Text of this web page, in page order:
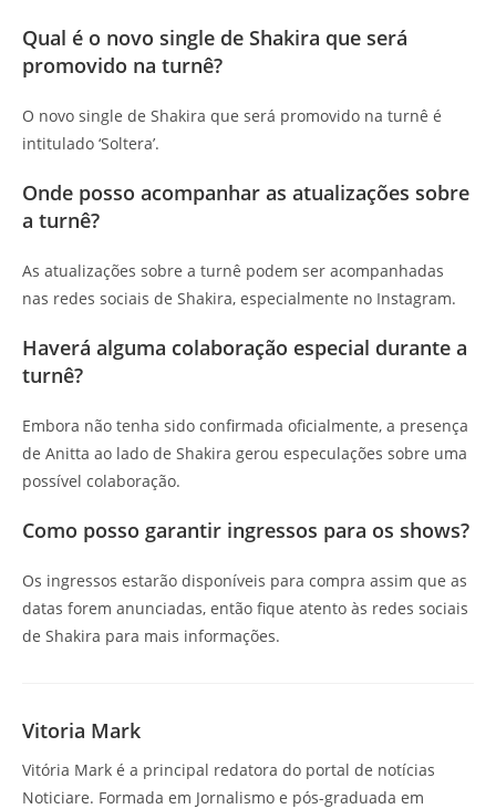
Qual é o novo single de Shakira que será
promovido na turnê?
O novo single de Shakira que será promovido na turnê é
intitulado ‘Soltera’.
Onde posso acompanhar as atualizações sobre
a turnê?
As atualizações sobre a turnê podem ser acompanhadas
nas redes sociais de Shakira, especialmente no Instagram.
Haverá alguma colaboração especial durante a
turnê?
Embora não tenha sido confirmada oficialmente, a presença
de Anitta ao lado de Shakira gerou especulações sobre uma
possível colaboração.
Como posso garantir ingressos para os shows?
Os ingressos estarão disponíveis para compra assim que as
datas forem anunciadas, então fique atento às redes sociais
de Shakira para mais informações.
Vitoria Mark
Vitória Mark é a principal redatora do portal de notícias
Noticiare. Formada em Jornalismo e pós-graduada em